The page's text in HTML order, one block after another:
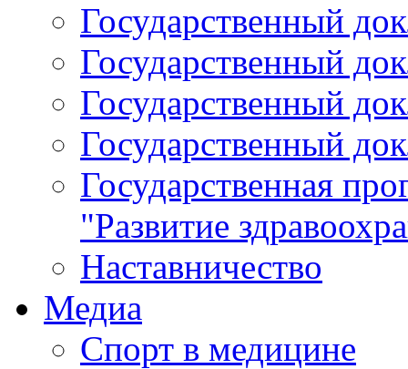
Государственный
Государственный
Государственный
Государственный
Государственная
"Развитие
Наставничество
Медиа
Спорт в медицине